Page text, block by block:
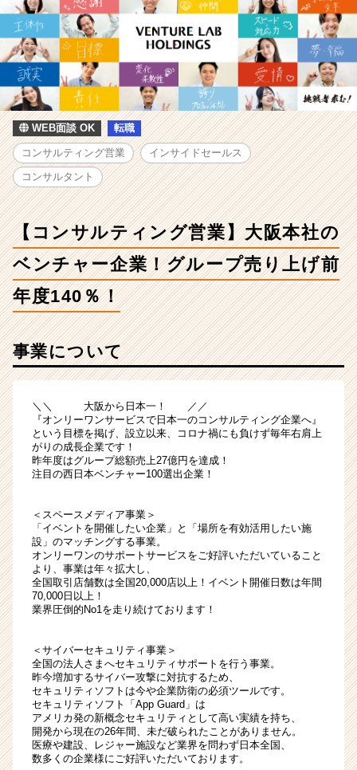
社
の
用/
求
人
-
【コ
ン
サ
ン
グ
営
業】
ベ
チ
ャ
ー
企
業！
ル
ー
プ
売
り
げ
年
度
140％！
|
ベ
ン
チ
ャ
WEB面談 OK 転職
コンサルティング営業 インサイドセールス
コンサルタント
【コンサルティング営業】大阪本社の
ベンチャー企業！グループ売り上げ前
年度140％！
事業について
＼＼ 大阪から日本一！ ／／
『オンリーワンサービスで日本一のコンサルティング企業へ』
という目標を掲げ、設立以来、コロナ禍にも負けず毎年右肩上
がりの成長企業です！
昨年度はグループ総額売上27億円を達成！
注目の西日本ベンチャー100選出企業！
＜スペースメディア事業＞
「イベントを開催したい企業」と「場所を有効活用したい施
設」のマッチングする事業。
オンリーワンのサポートサービスをご好評いただいていること
より、事業は年々拡大し、
全国取引店舗数は全国20,000店以上！イベント開催日数は年間
70,000日以上！
業界圧倒的No1を走り続けております！
＜サイバーセキュリティ事業＞
全国の法人さまへセキュリティサポートを行う事業。
昨今増加するサイバー攻撃に対抗するため、
セキュリティソフトは今や企業防衛の必須ツールです。
セキュリティソフト「App Guard」は
アメリカ発の新概念セキュリティとして高い実績を持ち、
開発から現在の26年間、未だ破られたことがありません。
医療や建設、レジャー施設など業界を問わず日本全国、
数多くの企業様にご好評いただいております。